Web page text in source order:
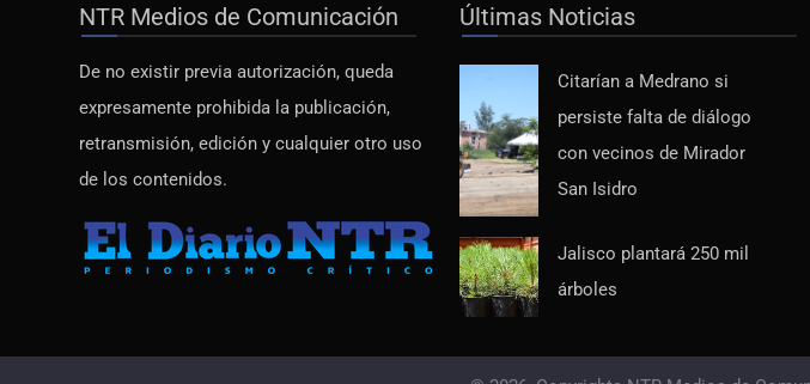
NTR Medios de Comunicación
De no existir previa autorización, queda
expresamente prohibida la publicación,
retransmisión, edición y cualquier otro uso
de los contenidos.
Últimas Noticias
Citarían a Medrano si
persiste falta de diálogo
con vecinos de Mirador
San Isidro
Jalisco plantará 250 mil
árboles